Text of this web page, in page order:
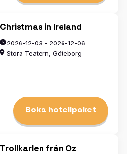
Christmas in Ireland
2026-12-03 - 2026-12-06
Stora Teatern, Göteborg
Boka hotellpaket
Trollkarlen från Oz